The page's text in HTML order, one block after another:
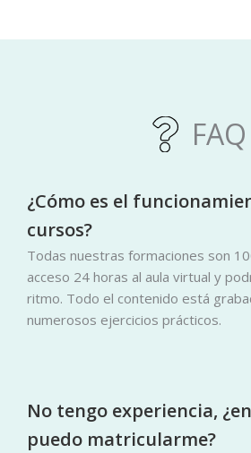
FAQ
¿Cómo es el
cursos?
Todas nuestras formaciones son
acceso 24 horas al aula virtual y
ritmo. Todo el contenido está
numerosos ejercicios prácticos.
No tengo experiencia,
puedo matricularme?